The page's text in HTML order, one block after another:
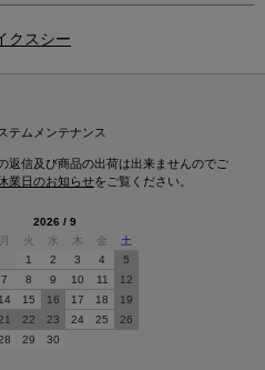
クスシー
テムメンテナンス
返信及び商品の出荷は出来ませんのでご
業日のお知らせをご覧ください。
2026 / 9
月 火 水 木 金
土
1
2 3 4
5
7 8 9 10 11
12
14 15 16 17 18
19
21 22 23 24 25
26
29 30